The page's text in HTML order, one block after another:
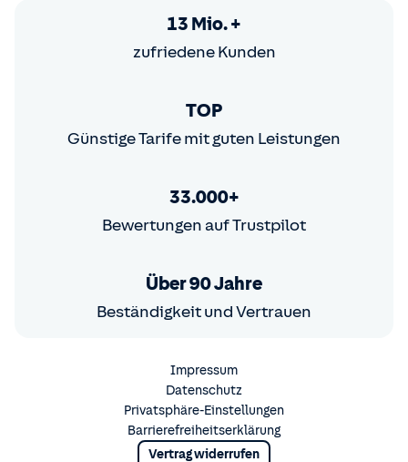
13 Mio. +
zufriedene Kunden
TOP
Günstige Tarife mit guten Leistungen
33.000+
Bewertungen auf Trustpilot
Über 90 Jahre
Beständigkeit und Vertrauen
Impressum
Datenschutz
Privatsphäre-Einstellungen
Barrierefreiheitserklärung
Vertrag widerrufen